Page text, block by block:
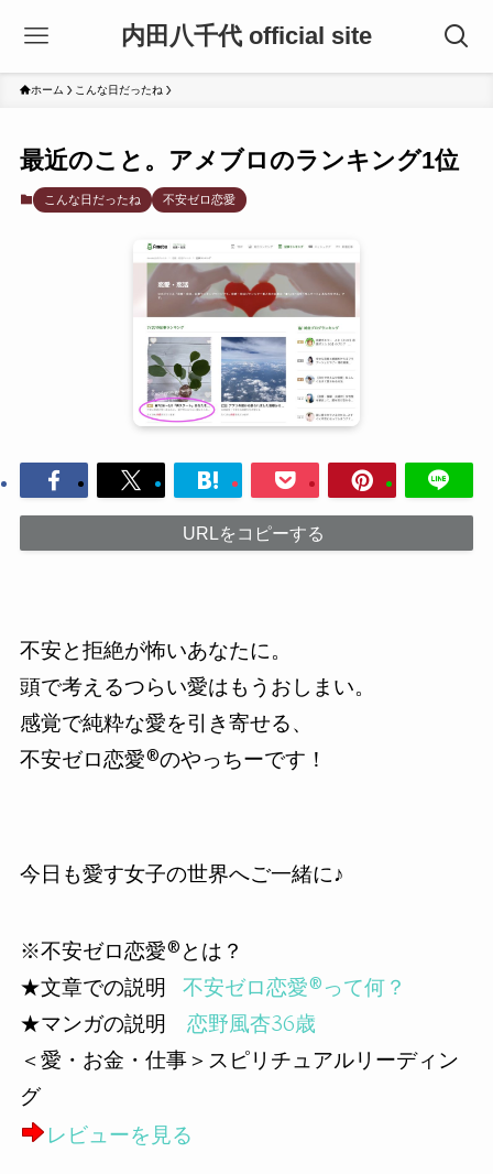
内田八千代 official site
ホーム こんな日だったね
最近のこと。アメブロのランキング1位
こんな日だったね 不安ゼロ恋愛
URLをコピーする
不安と拒絶が怖いあなたに。
頭で考えるつらい愛はもうおしまい。
感覚で純粋な愛を引き寄せる、
不安ゼロ恋愛®︎のやっちーです！
今日も愛す女子の世界へご一緒に♪
※不安ゼロ恋愛®︎とは？
★文章での説明 不安ゼロ恋愛®︎って何？
★マンガの説明 恋野風杏36歳
＜愛・お金・仕事＞スピリチュアルリーディン
グ
レビューを見る